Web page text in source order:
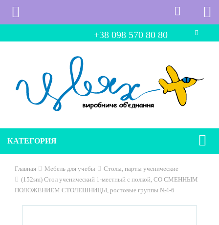
+38 098 570 80 80
КАТЕГОРИЯ
Главная Мебель для учебы
Столы, парты ученические
(152sm) Стол ученический 1-местный с полкой, СО СМЕННЫМ
ПОЛОЖЕНИЕМ СТОЛЕШНИЦЫ, ростовые группы №4-6